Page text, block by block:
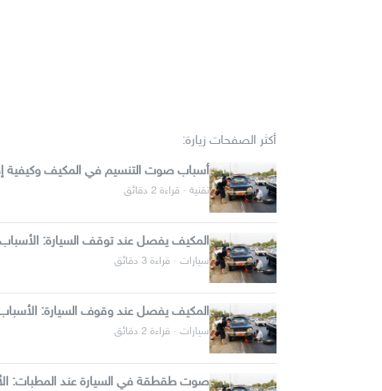
أكثر الصفحات زيارة:
أسباب صوت التنسيم في المكيف وكيفية
تقنية · قراءة 2 دقائق
المكيف يفصل عند توقف السيارة:
سيارات · قراءة 3 دقائق
المكيف يفصل عند وقوف السيارة:
سيارات · قراءة 2 دقائق
صوت طقطقة في السيارة عند المطبات: